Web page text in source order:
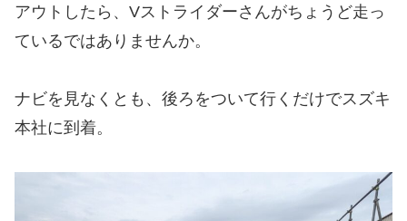
アウトしたら、Vストライダーさんがちょうど走っ
ているではありませんか。
ナビを見なくとも、後ろをついて行くだけでスズキ
本社に到着。